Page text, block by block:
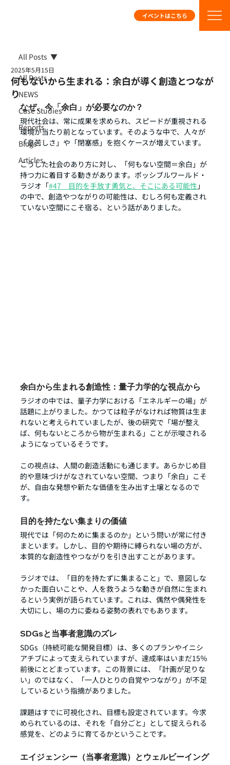
イベントはこちら
All Posts
NEWS
Case Studies
Reports
Blogs
Articles
All Posts
何もないから生まれる：余白が導く創造とつなが
り
2025年5月15日
なぜ、今「余白」が必要なのか？
現代社会は、常に成果を求められ、スピードが重視される
環境が当たり前となっています。そのような中で、人々が
「息苦しさ」や「閉塞感」を抱くケースが増えています。
こうした社会のあり方に対し、「何もない空間＝余白」が
持つ力に着目する動きがあります。ポッシブルワールド・
ラジオ「#47　目的を手放す勇気と、そこにある可能性 」
の中で、創造やつながりの可能性は、むしろ何も定義され
ていない空間にこそ宿る、という話がありました。
余白から生まれる創造性：量子力学的な視点から
ラジオの中では、量子力学における「エネルギーの場」が
話題に上がりました。かつては粒子がなければ物質は生ま
れないと考えられていましたが、後の研究で「場が整え
ば、何もないところから物が生まれる」ことが示唆される
ようになっているそうです。
この視点は、人間の創造活動にも通じます。あらかじめ目
的や意味づけがなされていない空間、つまり「余白」こそ
が、自由な発想や新たな価値を生み出す土壌となるので
す。
目的を持たない集まりの価値
現代では「何のために集まるのか」という問いが常に付き
まといます。しかし、目的や期待に縛られない場の方が、
本質的な創造性やつながりを引き出すことがあります。
ラジオでは、「目的を持たずに集まること」で、意図しな
かった面白いことや、人を救うような動きが自然に生まれ
るという実例が語られています。これは、偶然や偶発性を
大切にし、場の力に委ねる姿勢の表れでもあります。
SDGsと当事者意識のズレ
SDGs（持続可能な開発目標）は、多くのプランやイニシ
アチブによって支えられていますが、達成率はいまだ15％
前後にとどまっています。この背景には、「計画が足りな
い」のではなく、「一人ひとりの自覚やつながり」が不足
しているという指摘がありました。
課題はすでに可視化され、目標も設定されています。今求
められているのは、それを「自分ごと」として捉えられる
感覚を、どのように育てるかということです。
エイジェンシー（当事者意識）とウェルビーイング